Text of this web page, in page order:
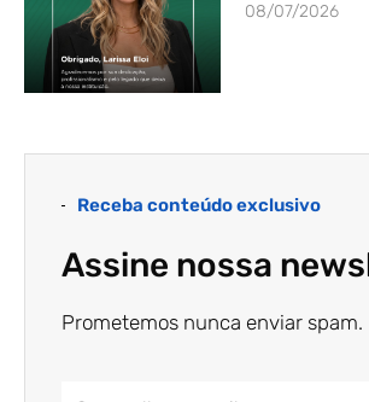
08/07/2026
Receba conteúdo exclusivo
Assine nossa
Prometemos nunca enviar spam.